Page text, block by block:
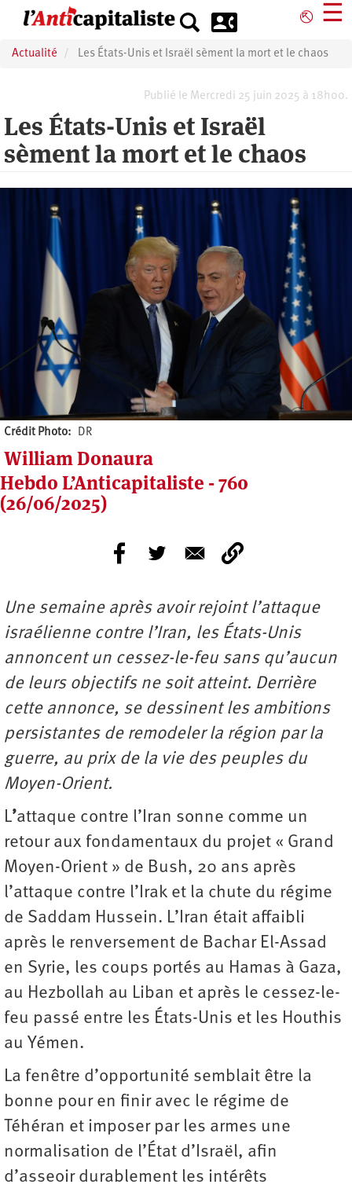
principal
⎋ ☰
Actualité Les États-Unis et Israël sèment la mort et le chaos
Publié le Mercredi 25 juin 2025 à 18h00.
Les États-Unis et Israël
sèment la mort et le chaos
Crédit Photo DR
William Donaura
Hebdo L’Anticapitaliste - 760
(26/06/2025)
Une semaine après avoir rejoint l’attaque
israélienne contre l’Iran, les États-Unis
annoncent un cessez-le-feu sans qu’aucun
de leurs objectifs ne soit atteint. Derrière
cette annonce, se dessinent les ambitions
persistantes de remodeler la région par la
guerre, au prix de la vie des peuples du
Moyen-Orient.
L’attaque contre l’Iran sonne comme un
retour aux fondamentaux du projet « Grand
Moyen-Orient » de Bush, 20 ans après
l’attaque contre l’Irak et la chute du régime
de Saddam Hussein. L’Iran était affaibli
après le renversement de Bachar El-Assad
en Syrie, les coups portés au Hamas à Gaza,
au Hezbollah au Liban et après le cessez-le-
feu passé entre les États-Unis et les Houthis
au Yémen.
La fenêtre d’opportunité semblait être la
bonne pour en finir avec le régime de
Téhéran et imposer par les armes une
normalisation de l’État d’Israël, afin
d’asseoir durablement les intérêts